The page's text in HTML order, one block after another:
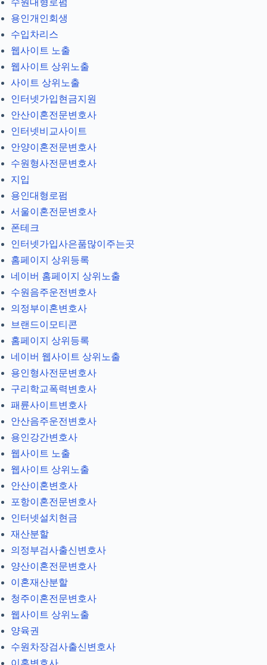
수원대형로펌
용인개인회생
수입차리스
웹사이트 노출
웹사이트 상위노출
사이트 상위노출
인터넷가입현금지원
안산이혼전문변호사
인터넷비교사이트
안양이혼전문변호사
수원형사전문변호사
지입
용인대형로펌
서울이혼전문변호사
폰테크
인터넷가입사은품많이주는곳
홈페이지 상위등록
네이버 홈페이지 상위노출
수원음주운전변호사
의정부이혼변호사
브랜드이모티콘
홈페이지 상위등록
네이버 웹사이트 상위노출
용인형사전문변호사
구리학교폭력변호사
패륜사이트변호사
안산음주운전변호사
용인강간변호사
웹사이트 노출
웹사이트 상위노출
안산이혼변호사
포항이혼전문변호사
인터넷설치현금
재산분할
의정부검사출신변호사
양산이혼전문변호사
이혼재산분할
청주이혼전문변호사
웹사이트 상위노출
양육권
수원차장검사출신변호사